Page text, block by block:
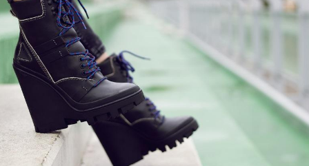
Εμπνεύσεις και τάσεις